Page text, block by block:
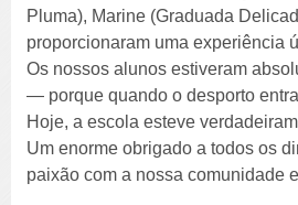
Pluma), Marine (Graduada
proporcionaram uma experiência
Os nossos alunos estiveram
— porque quando o desporto
Hoje, a escola esteve
Um enorme obrigado a todos os
paixão com a nossa comunidade